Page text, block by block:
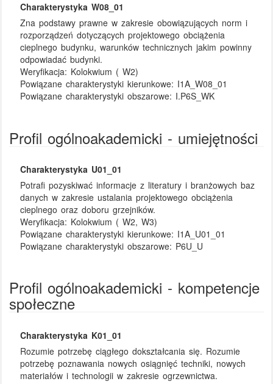
Charakterystyka W08_01
Zna podstawy prawne w zakresie obowiązujących norm i
rozporządzeń dotyczących projektowego obciążenia
cieplnego budynku, warunków technicznych jakim powinny
odpowiadać budynki.
Weryfikacja: Kolokwium ( W2)
Powiązane charakterystyki kierunkowe: I1A_W08_01
Powiązane charakterystyki obszarowe: I.P6S_WK
Profil ogólnoakademicki - umiejętności
Charakterystyka U01_01
Potrafi pozyskiwać informacje z literatury i branżowych baz
danych w zakresie ustalania projektowego obciążenia
cieplnego oraz doboru grzejników.
Weryfikacja: Kolokwium ( W2, W3)
Powiązane charakterystyki kierunkowe: I1A_U01_01
Powiązane charakterystyki obszarowe: P6U_U
Profil ogólnoakademicki - kompetencje
społeczne
Charakterystyka K01_01
Rozumie potrzebę ciągłego dokształcania się. Rozumie
potrzebę poznawania nowych osiągnięć techniki, nowych
materiałów i technologii w zakresie ogrzewnictwa.